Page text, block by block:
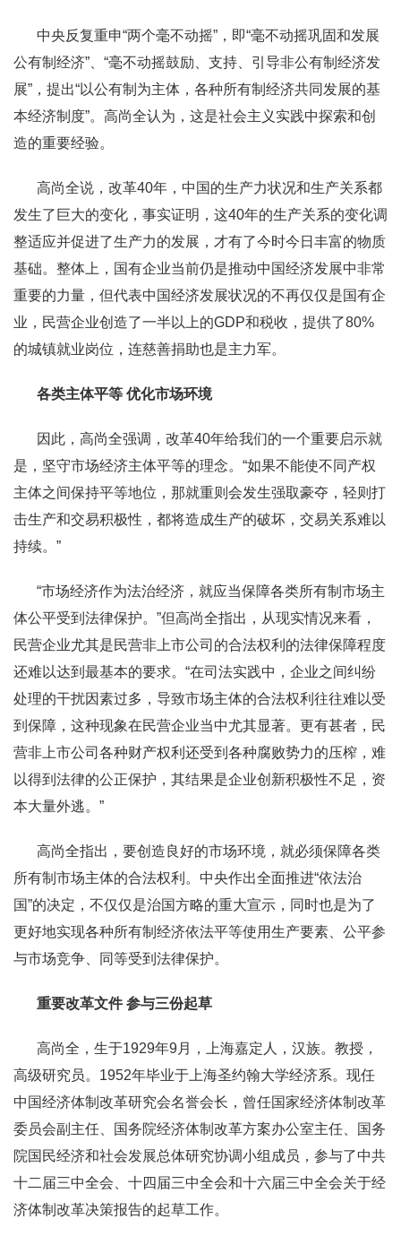
中央反复重申“两个毫不动摇”，即“毫不动摇巩固和发展
公有制经济”、“毫不动摇鼓励、支持、引导非公有制经济发
展”，提出“以公有制为主体，各种所有制经济共同发展的基
本经济制度”。高尚全认为，这是社会主义实践中探索和创
造的重要经验。
高尚全说，改革40年，中国的生产力状况和生产关系都
发生了巨大的变化，事实证明，这40年的生产关系的变化调
整适应并促进了生产力的发展，才有了今时今日丰富的物质
基础。整体上，国有企业当前仍是推动中国经济发展中非常
重要的力量，但代表中国经济发展状况的不再仅仅是国有企
业，民营企业创造了一半以上的GDP和税收，提供了80%
的城镇就业岗位，连慈善捐助也是主力军。
各类主体平等 优化市场环境
因此，高尚全强调，改革40年给我们的一个重要启示就
是，坚守市场经济主体平等的理念。“如果不能使不同产权
主体之间保持平等地位，那就重则会发生强取豪夺，轻则打
击生产和交易积极性，都将造成生产的破坏，交易关系难以
持续。”
“市场经济作为法治经济，就应当保障各类所有制市场主
体公平受到法律保护。”但高尚全指出，从现实情况来看，
民营企业尤其是民营非上市公司的合法权利的法律保障程度
还难以达到最基本的要求。“在司法实践中，企业之间纠纷
处理的干扰因素过多，导致市场主体的合法权利往往难以受
到保障，这种现象在民营企业当中尤其显著。更有甚者，民
营非上市公司各种财产权利还受到各种腐败势力的压榨，难
以得到法律的公正保护，其结果是企业创新积极性不足，资
本大量外逃。”
高尚全指出，要创造良好的市场环境，就必须保障各类
所有制市场主体的合法权利。中央作出全面推进“依法治
国”的决定，不仅仅是治国方略的重大宣示，同时也是为了
更好地实现各种所有制经济依法平等使用生产要素、公平参
与市场竞争、同等受到法律保护。
重要改革文件 参与三份起草
高尚全，生于1929年9月，上海嘉定人，汉族。教授，
高级研究员。1952年毕业于上海圣约翰大学经济系。现任
中国经济体制改革研究会名誉会长，曾任国家经济体制改革
委员会副主任、国务院经济体制改革方案办公室主任、国务
院国民经济和社会发展总体研究协调小组成员，参与了中共
十二届三中全会、十四届三中全会和十六届三中全会关于经
济体制改革决策报告的起草工作。